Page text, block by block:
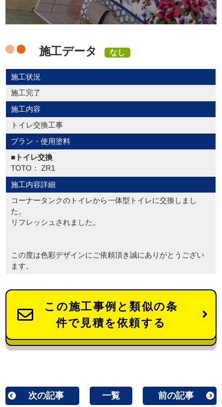
施工データ なし
施工状況
施工完了
施工内容
トイレ交換工事
プラン・使用塗料
■トイレ交換
TOTO： ZR1
施工内容詳細
コーナータンクのトイレから一体型トイレに交換しまし
た。
リフレッシュされました。
この度は色彩デザインにご依頼頂き誠にありがとうござい
ます。
この施工事例と類似の条
件で見積を依頼する
次の記事 一覧 前の記事